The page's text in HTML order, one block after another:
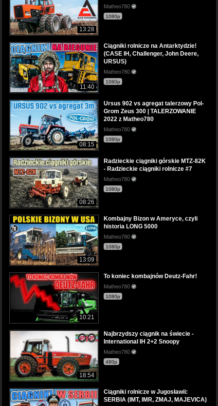
13:28
Matheo780
1080p
11:40
Ciągniki rolnicze na Antarktydzie!
(CASE IH, Challenger, John Deere,
URSUS)
Matheo780
1080p
08:15
Ursus 902 vs agregat talerzowy Pol-
Grom Zeus 300 | TALERZOWANIE
2022 z Matheo780
Matheo780
1080p
08:26
Radzieckie ciągniki górskie MTZ-82K
- Radzieckie ciągniki rolnicze #7
Matheo780
1080p
13:09
Kombajny Bizon w Ameryce, czyli
historia LONG 5000
Matheo780
1080p
10:21
To koniec kombajnów Deutz-Fahr!
Matheo780
1080p
18:54
Najbrzydszy ciągnik na świecie -
International IH 2+2 Snoopy
Matheo780
480p
Ciągniki rolnicze w Jugosławii:
SERBIA (IMT, IMR, ZMAJ, MAJEVICA)